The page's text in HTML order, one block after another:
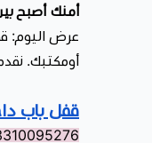
أمنك أصبح
عرض اليوم:
أومكتبك.
قفل باب